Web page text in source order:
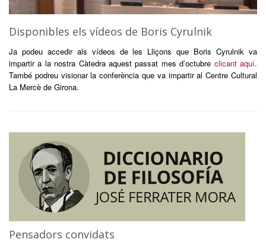
Disponibles els vídeos de Boris Cyrulnik
Ja podeu accedir als vídeos de les Lliçons que Boris Cyrulnik va
impartir a la nostra Càtedra aquest passat mes d’octubre clicant aquí.
També podreu visionar la conferència que va impartir al Centre Cultural
La Mercè de Girona.
Pensadors convidats